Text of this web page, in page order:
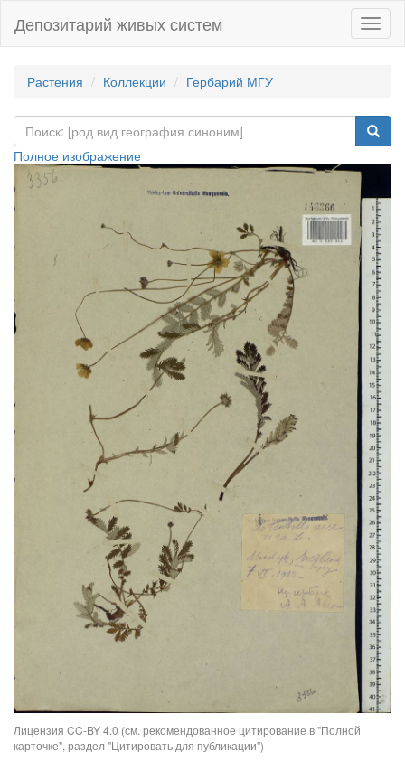
Депозитарий живых систем
Растения Коллекции Гербарий МГУ
Полное изображение
Лицензия CC-BY 4.0 (см. рекомендованное цитирование в "Полной
карточке", раздел "Цитировать для публикации")